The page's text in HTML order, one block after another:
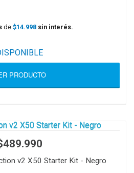
de $14.998 sin interés.
PRODUCTO
v2 X50 Starter Kit - Negro